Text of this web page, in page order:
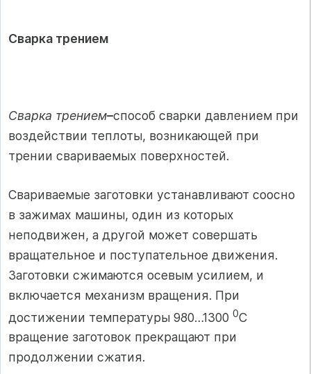
Сварка трением
Сварка трением–способ сварки давлением при
воздействии теплоты, возникающей при
трении свариваемых поверхностей.
Свариваемые заготовки устанавливают соосно
в зажимах машины, один из которых
неподвижен, а другой может совершать
вращательное и поступательное движения.
Заготовки сжимаются осевым усилием, и
включается механизм вращения. При
достижении температуры 980…1300 0С
вращение заготовок прекращают при
продолжении сжатия.